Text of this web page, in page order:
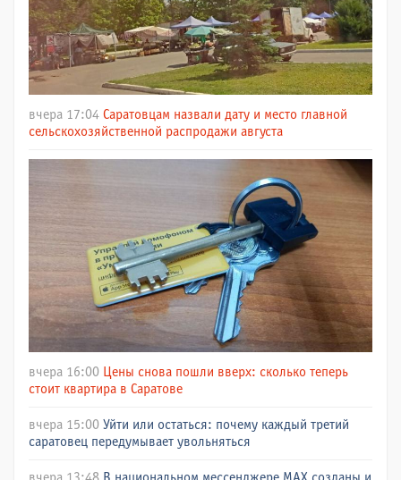
вчера 17:04 Саратовцам назвали дату и место главной
сельскохозяйственной распродажи августа
вчера 16:00 Цены снова пошли вверх: сколько теперь
стоит квартира в Саратове
вчера 15:00 Уйти или остаться: почему каждый третий
саратовец передумывает увольняться